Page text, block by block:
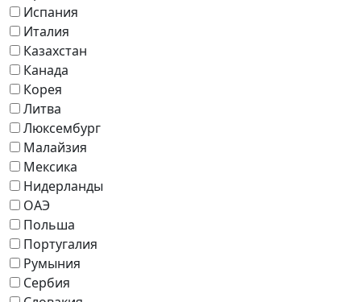
Испания
Италия
Казахстан
Канада
Корея
Литва
Люксембург
Малайзия
Мексика
Нидерланды
ОАЭ
Польша
Португалия
Румыния
Сербия